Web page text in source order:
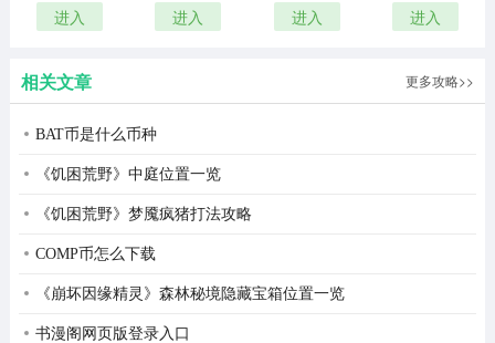
1、软件打开需要授权悬浮窗权限。
2、打开后返回软件即可正常使用。
3、内置多个脚本工具可以直接使用。
方正版
进入
边
进入
汉化版
进入
最新版
进入
相关文章 更多攻略>>
BAT币是什么币种
《饥困荒野》中庭位置一览
《饥困荒野》梦魇疯猪打法攻略
COMP币怎么下载
《崩坏因缘精灵》森林秘境隐藏宝箱位置一览
书漫阁网页版登录入口